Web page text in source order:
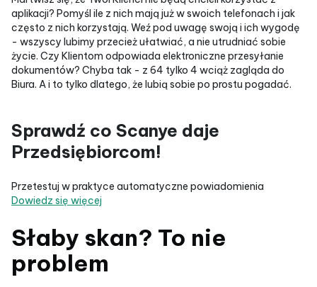
aplikacji? Pomyśl ile z nich mają już w swoich telefonach i jak
często z nich korzystają. Weź pod uwagę swoją i ich wygodę
- wszyscy lubimy przecież ułatwiać, a nie utrudniać sobie
życie. Czy Klientom odpowiada elektroniczne przesyłanie
dokumentów? Chyba tak - z 64 tylko 4 wciąż zagląda do
Biura. A i to tylko dlatego, że lubią sobie po prostu pogadać.
Sprawdź co Scanye daje
Przedsiębiorcom!
Przetestuj w praktyce automatyczne powiadomienia
Dowiedz się więcej
Słaby skan? To nie
problem